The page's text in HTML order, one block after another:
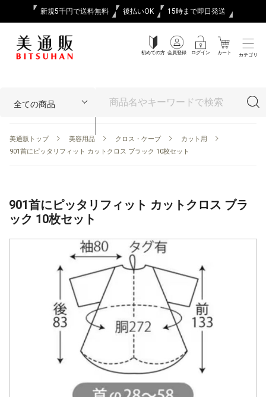
新規5千円で送料無料 後払いOK 15時まで即日発送
初めての方 会員登録 ログイン カート カテゴリ
美通販トップ 美容用品 クロス・ケープ
カット用
901首にピッタリフィット カットクロス ブラック 10枚セット
901首にピッタリフィット カットクロス ブラ
ック 10枚セット